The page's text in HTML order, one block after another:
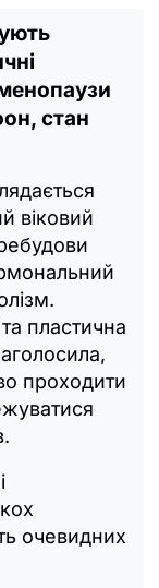
стан
віковий
пластична
проходити
очевидних